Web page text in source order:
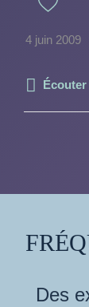
4 juin 2009
Écouter
Des